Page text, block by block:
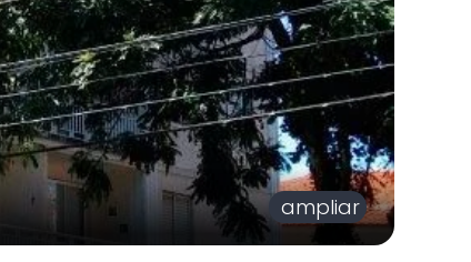
ampliar